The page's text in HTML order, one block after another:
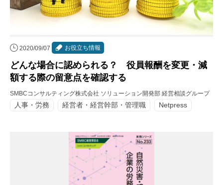
2020/09/07 お役立ち情報
どんな場合に認められる？ 役員報酬を変更・減
額する際の留意点を確認する
SMBCコンサルティング株式会社 ソリューション開発部 経営相談グループ
人事・労務 経営者・経営幹部・管理職 Netpress